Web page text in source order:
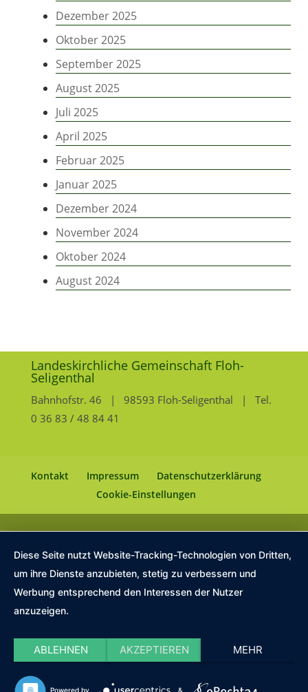
Dezember 2025
Oktober 2025
September 2025
August 2025
Juli 2025
April 2025
Februar 2025
Januar 2025
Dezember 2024
November 2024
Oktober 2024
August 2024
Landeskirchliche Gemeinschaft Floh-
Seligenthal
Bahnhofstr. 46 | 98593 Floh-Seligenthal | Tel.
0 36 83 / 48 84 41
Kontakt Impressum
Datenschutzerklärung
Cookie-Einstellungen
Diese Seite nutzt Website-Tracking-Technologien von Dritten,
um ihre Dienste anzubieten, stetig zu verbessern und
Werbung entsprechend den Interessen der Nutzer
anzuzeigen.
ABLEHNEN AKZEPTIEREN MEHR
Powered by &